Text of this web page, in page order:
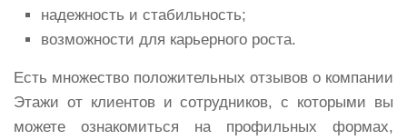
надежность и стабильность;
возможности для карьерного роста.
Есть множество положительных отзывов о компании
Этажи от клиентов и сотрудников, с которыми вы
можете ознакомиться на профильных формах,